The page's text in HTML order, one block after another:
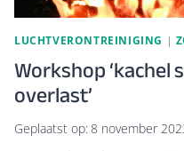
LUCHTVERONTREINIGING |
Workshop
overlast’
Geplaatst op:8 november